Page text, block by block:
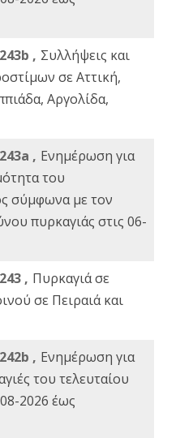
, Συλλήψεις και
σε Αττική,
Αργολίδα,
, Ενημέρωση για
του
σύμφωνα με τον
πυρκαγιάς στις 06-
, Πυρκαγιά σε
σε Πειραιά και
, Ενημέρωση για
του τελευταίου
2026 έως